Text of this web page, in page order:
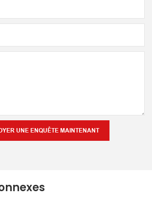
UNE ENQUÊTE MAINTENANT